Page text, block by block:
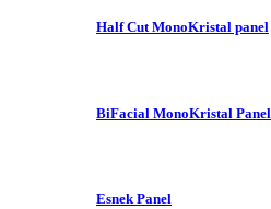
Half Cut MonoKristal panel
BiFacial MonoKristal Panel
Esnek Panel